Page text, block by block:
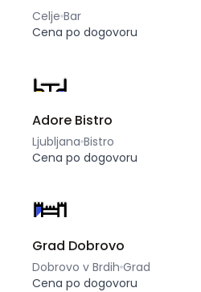
Celje Bar
Cena po dogovoru
Adore Bistro
Ljubljana Bistro
Cena po dogovoru
Grad Dobrovo
Dobrovo v Brdih Grad
Cena po dogovoru